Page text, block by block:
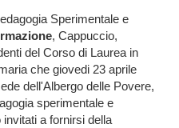
Sperimentale e
, Cappuccio,
del Corso di Laurea in
che giovedi 23 aprile
dell'Albergo delle Povere,
sperimentale e
a fornirsi della